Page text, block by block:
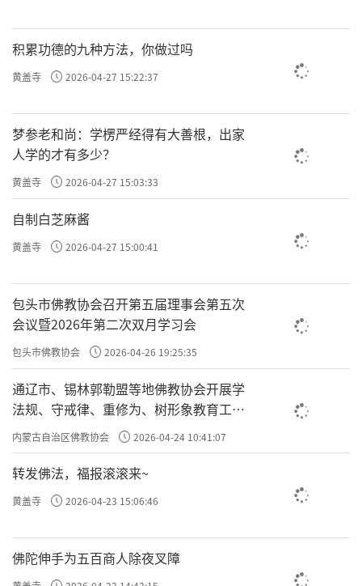
积累功德的九种方法，你做过吗
黄盖寺 2026-04-27 15:22:37
梦参老和尚：学楞严经得有大善根，出家
人学的才有多少？
黄盖寺 2026-04-27 15:03:33
自制白芝麻酱
黄盖寺 2026-04-27 15:00:41
包头市佛教协会召开第五届理事会第五次
会议暨2026年第二次双月学习会
包头市佛教协会 2026-04-26 19:25:35
通辽市、锡林郭勒盟等地佛教协会开展学
法规、守戒律、重修为、树形象教育工作
专题学习会
内蒙古自治区佛教协会 2026-04-24 10:41:07
转发佛法，福报滚滚来~
黄盖寺 2026-04-23 15:06:46
佛陀伸手为五百商人除夜叉障